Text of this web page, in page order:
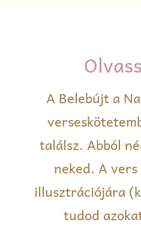
A Belebújt a
találsz. Abból
neked. A
illusztrációjára
tudod